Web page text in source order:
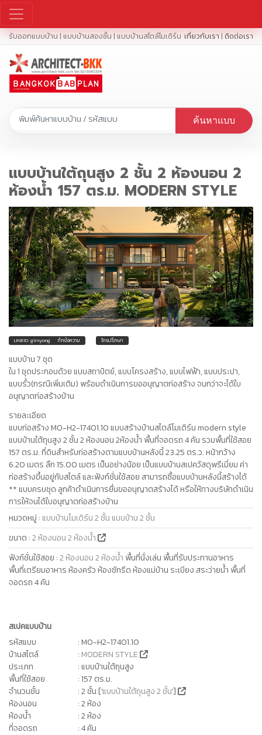
รับออกแบบบ้าน | แบบบ้านสองชั้น | แบบบ้านสไตล์โมเดิร์น เกี่ยวกับเรา | ติดต่อเรา
ค้นหาแบบ
สเปคแบบบ้าน
รหัสแบบ
: MO-H2-17401.10
บ้านสไตล์
: MODERN STYLE
ประเภท
: แบบบ้านใต้ถุนสูง
พื้นที่ใช้สอย
: 157 ตร.ม.
จำนวนชั้น
: 2 ชั้น ['แบบบ้านใต้ถุนสูง 2 ชั้น']
ห้องนอน
: 2 ห้อง
ห้องน้ำ
: 2 ห้อง
ที่จอดรถ
: 4 คัน
แบบบ้านใต้ถุนสูง 2 ชั้น 2 ห้องนอน 2
ห้องน้ำ 157 ตร.ม. MODERN STYLE
LINEID: gimyong ทักข้อความ โทรปรึกษา
แบบบ้าน 7 ชุด
ใน 1 ชุดประกอบด้วย แบบสถาปัตย์, แบบโครงสร้าง, แบบไฟฟ้า, แบบประปา,
แบบรั้ว(กรณีเพิ่มเติม) พร้อมดำเนินการขออนุญาตก่อสร้าง จนกว่าจะได้ใบ
อนุญาตก่อสร้างบ้าน
รายละเอียด
แบบก่อสร้าง MO-H2-17401.10 แบบสร้างบ้านสไตล์โมเดิร์น modern style
แบบบ้านใต้ถุนสูง 2 ชั้น 2 ห้องนอน 2ห้องน้ำ พื้นที่จอดรถ 4 คัน รวมพื้นที่ใช้สอย
157 ตร.ม. ที่ดินสำหรับก่อสร้างตามแบบบ้านหลังนี้ 23.25 ตร.ว. หน้ากว้าง
6.20 เมตร ลึก 15.00 เมตร เป็นอย่างน้อย เป็นแบบบ้านสเปควัสดุพรีเมี่ยม ค่า
ก่อสร้างขึ้นอยู่กับสไตล์ และฟังก์ชั่นใช้สอย สามารถซื้อแบบบ้านหลังนี้สร้างได้
** แบบครบชุด ลูกค้าดำเนินการยื่นขออนุญาตสร้างได้ หรือให้ทางบริษัทดำเนิน
การให้จนได้ใบอนุญาตก่อสร้างบ้าน
หมวดหมู่ : แบบบ้านโมเดิร์น 2 ชั้น แบบบ้าน 2 ชั้น
ขนาด :2 ห้องนอน 2 ห้องน้ำ
ฟังก์ชั่นใช้สอย :2 ห้องนอน 2 ห้องน้ำ พื้นที่นั่งเล่น พื้นที่รับประทานอาหาร
พื้นที่เตรียมอาหาร ห้องครัว ห้องซักรีด ห้องแม่บ้าน ระเบียง สระว่ายน้ำ พื้นที่
จอดรถ 4 คัน